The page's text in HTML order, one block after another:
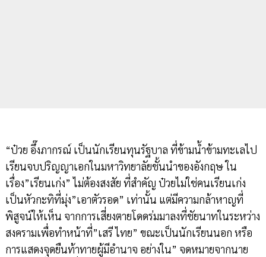
“ป๋วย อึ๊งภากรณ์ เป็นนักเรียนทุนรัฐบาล ที่ข้ามน้ำข้ามทะเลไป
เรียนจบปริญญาเอกในมหาวิทยาลัยชั้นนำของอังกฤษ ใน
เรื่อง”เรียนเก่ง” ไม่ต้องสงสัย ที่สำคัญ ป๋วยไม่ใช่คนเรียนเก่ง
เป็นหัวกะทิที่มุ่ง”เอาตัวรอด” เท่านั้น แต่มีความกล้าหาญที่
พิสูจน์ให้เห็น จากการเสี่ยงตายโดดร่มมาลงที่ชัยนาทในระหว่าง
สงครามเพื่อทำหน้าที่”เสรี ไทย” ขณะเป็นนักเรียนนอก หรือ
การแสดงจุดยืนท้าทายผู้มีอำนาจ อย่างใน” จดหมายจากนาย